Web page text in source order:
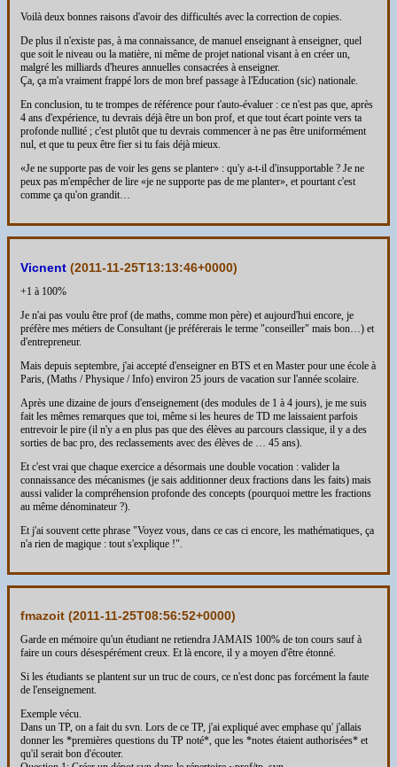
Voilà deux bonnes raisons d'avoir des difficultés avec la correction de copies.
De plus il n'existe pas, à ma connaissance, de manuel enseignant à enseigner, quel
que soit le niveau ou la matière, ni même de projet national visant à en créer un,
malgré les milliards d'heures annuelles consacrées à enseigner.
Ça, ça m'a vraiment frappé lors de mon bref passage à l'Education (sic) nationale.
En conclusion, tu te trompes de référence pour t'auto-évaluer : ce n'est pas que, après
4 ans d'expérience, tu devrais déjà être un bon prof, et que tout écart pointe vers ta
profonde nullité ; c'est plutôt que tu devrais commencer à ne pas être uniformément
nul, et que tu peux être fier si tu fais déjà mieux.
«Je ne supporte pas de voir les gens se planter» : qu'y a-t-il d'insupportable ? Je ne
peux pas m'empêcher de lire «je ne supporte pas de me planter», et pourtant c'est
comme ça qu'on grandit…
Vicnent (2011-11-25T13:13:46+0000)
+1 à 100%
Je n'ai pas voulu être prof (de maths, comme mon père) et aujourd'hui encore, je
préfère mes métiers de Consultant (je préférerais le terme "conseiller" mais bon…) et
d'entrepreneur.
Mais depuis septembre, j'ai accepté d'enseigner en BTS et en Master pour une école à
Paris, (Maths / Physique / Info) environ 25 jours de vacation sur l'année scolaire.
Après une dizaine de jours d'enseignement (des modules de 1 à 4 jours), je me suis
fait les mêmes remarques que toi, même si les heures de TD me laissaient parfois
entrevoir le pire (il n'y a en plus pas que des élèves au parcours classique, il y a des
sorties de bac pro, des reclassements avec des élèves de … 45 ans).
Et c'est vrai que chaque exercice a désormais une double vocation : valider la
connaissance des mécanismes (je sais additionner deux fractions dans les faits) mais
aussi valider la compréhension profonde des concepts (pourquoi mettre les fractions
au même dénominateur ?).
Et j'ai souvent cette phrase "Voyez vous, dans ce cas ci encore, les mathématiques, ça
n'a rien de magique : tout s'explique !".
fmazoit (2011-11-25T08:56:52+0000)
Garde en mémoire qu'un étudiant ne retiendra JAMAIS 100% de ton cours sauf à
faire un cours désespérément creux. Et là encore, il y a moyen d'être étonné.
Si les étudiants se plantent sur un truc de cours, ce n'est donc pas forcément la faute
de l'enseignement.
Exemple vécu.
Dans un TP, on a fait du svn. Lors de ce TP, j'ai expliqué avec emphase qu' j'allais
donner les *premières questions du TP noté*, que les *notes étaient authorisées* et
qu'il serait bon d'écouter.